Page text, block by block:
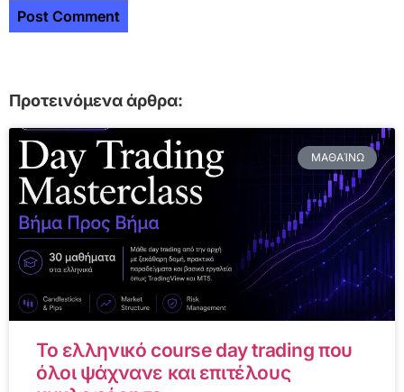
Προτεινόμενα άρθρα:
ΜΑΘΑΊΝΩ
Το ελληνικό course day trading που
όλοι ψάχνανε και επιτέλους